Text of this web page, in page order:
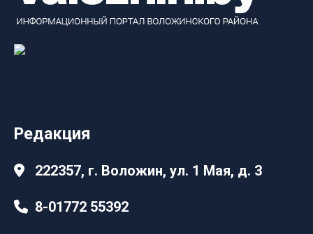
Редакция
222357, г. Воложин, ул. 1 Мая, д. 3
8-01772 55392